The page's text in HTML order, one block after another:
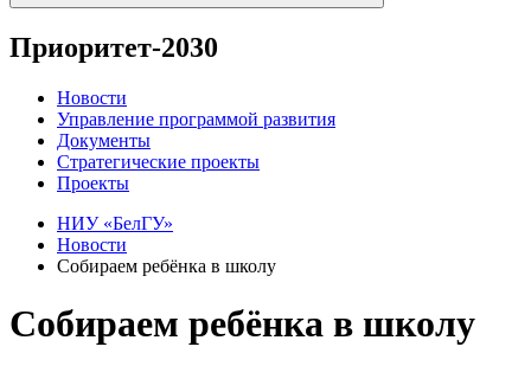
Приоритет-2030
Новости
Управление программой развития
Документы
Стратегические проекты
Проекты
НИУ «БелГУ»
Новости
Собираем ребёнка в школу
Собираем ребёнка в школу